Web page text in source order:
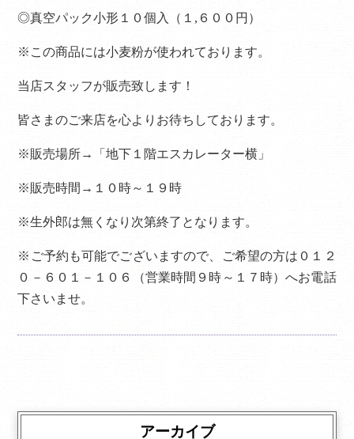
◎真空パック小形１０個入（１,６００円）
※この商品には小麦粉が使われております。
当店スタッフが販売致します！
皆さまのご来店を心よりお待ちしております。
※販売場所→「地下１階エスカレーター横」
※販売時間→１０時～１９時
※生外郎は無くなり次第終了となります。
※ご予約も可能でございますので、ご希望の方は０１２
０－６０１－１０６（営業時間９時～１７時）へお電話
下さいませ。
アーカイブ